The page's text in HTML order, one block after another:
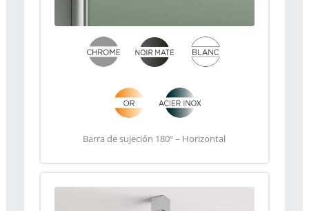
Barra de sujeción 180º – Horizontal